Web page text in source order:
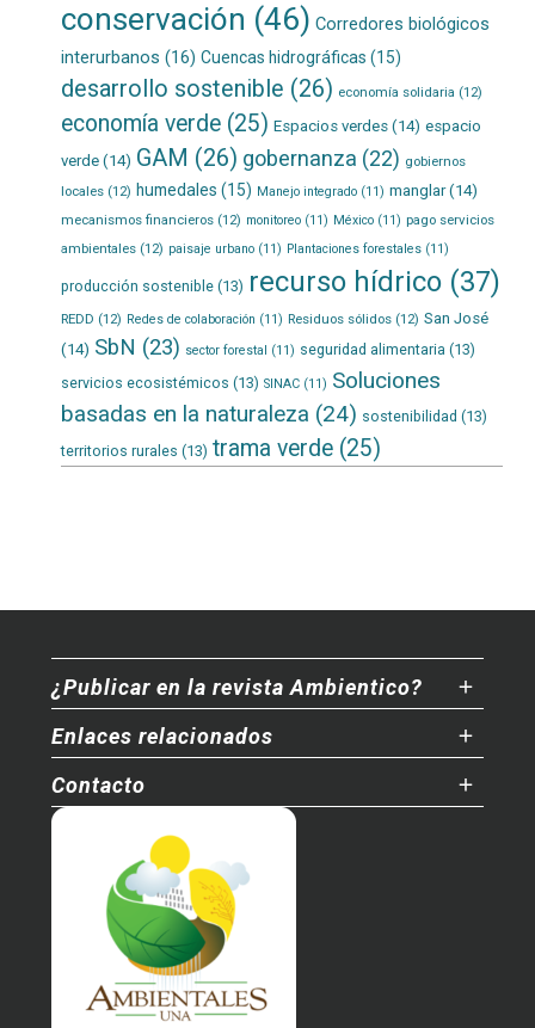
conservación (46) Corredores biológicos
interurbanos (16) Cuencas hidrográficas (15)
desarrollo sostenible (26) economía solidaria (12)
economía verde(25) Espacios verdes(14) espacio
verde(14) GAM (26) gobernanza (22) gobiernos
locales(12) humedales (15) Manejo integrado(11) manglar(14)
mecanismos financieros(12) monitoreo(11) México(11) pago servicios
ambientales(12) paisaje urbano(11) Plantaciones forestales(11)
producción sostenible(13) recurso hídrico(37)
REDD (12) Redes de colaboración (11) Residuos sólidos(12) San José
(14) SbN (23) sector forestal (11) seguridad alimentaria (13)
servicios ecosistémicos (13) SINAC(11) Soluciones
basadas en la naturaleza (24) sostenibilidad (13)
territorios rurales (13) trama verde(25)
¿Publicar en la revista Ambientico?
Enlaces relacionados
Contacto